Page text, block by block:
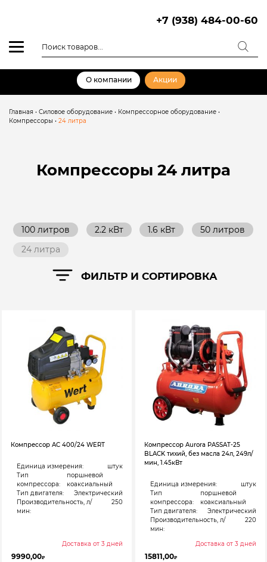
+7 (938) 484-00-60
товаров
О компании Акции
Главная • Силовое оборудование • Компрессорное оборудование •
Компрессоры • 24 литра
Компрессоры 24 литра
100 литров 2.2 кВт 1.6 кВт 50 литров
24 литра
Компрессор AC 400/24 WERT
Единица измерения:
штук
Тип
компрессора:
поршневой
коаксиальный
Тип двигателя:
Электрический
Производительность, л/
мин:
250
Доставка от 3 дней
9990,00₽
Компрессор Aurora PASSAT-25
BLACK тихий, без масла 24л, 249л/
мин, 1.45кВт
Единица измерения:
штук
Тип
компрессора:
поршневой
коаксиальный
Тип двигателя:
Электрический
Производительность, л/
мин:
220
Доставка от 3 дней
15811,00₽
ФИЛЬТР И СОРТИРОВКА